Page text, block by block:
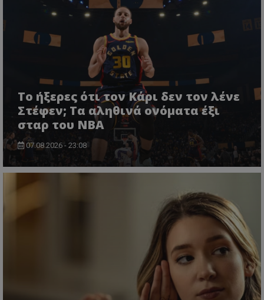
Το ήξερες ότι τον Κάρι δεν τον λένε
Στέφεν; Τα αληθινά ονόματα έξι
σταρ του NBA
07.08.2026 - 23:08